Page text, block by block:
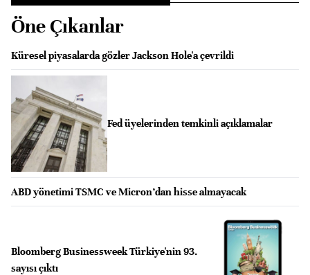
Öne Çıkanlar
Küresel piyasalarda gözler Jackson Hole'a çevrildi
Fed üyelerinden temkinli açıklamalar
ABD yönetimi TSMC ve Micron’dan hisse almayacak
Bloomberg Businessweek Türkiye'nin 93.
sayısı çıktı